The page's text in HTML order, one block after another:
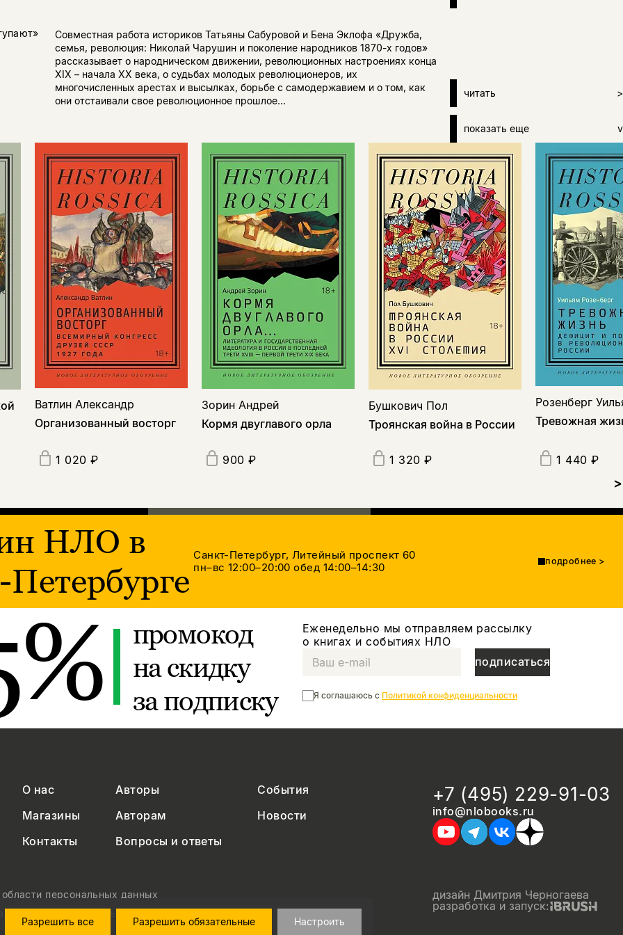
Совместная работа историков Татьяны Сабуровой и Бена Эклофа «Дружба,
семья, революция: Николай Чарушин и поколение народников 1870-х годов»
рассказывает о народническом движении, революционных настроениях конца
XIX – начала XX века, о судьбах молодых революционеров, их
многочисленных арестах и высылках, борьбе с самодержавием и о том, как
они отстаивали свое революционное прошлое...
читать >
показать еще v
Ватлин Александр
Организованный восторг
1 020 ₽
Зорин Андрей
Кормя двуглавого орла
900 ₽
Бушкович Пол
Троянская война в России
1 320 ₽
Розенберг
Тревожная
1 440 ₽
>
НЛО в
Санкт-Петербург, Литейный проспект 60
пн–вс 12:00–20:00обед 14:00–14:30 подробнее >
промокод
на скидку
за подписку
Еженедельно мы отправляем рассылку
о книгах и событиях НЛО
подписаться
Я соглашаюсь с Политикой конфиденциальности
О нас Авторы
События
Магазины
Авторам
Новости
Контакты
Вопросы и ответы
+7 (495) 229-91-03
info@nlobooks.ru
персональных данных
дизайн Дмитрия Черногаева
разработка и запуск:
Разрешить все Разрешить обязательные Настроить